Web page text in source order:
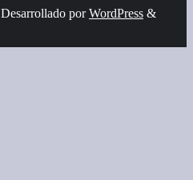
Desarrollado porWordPress &